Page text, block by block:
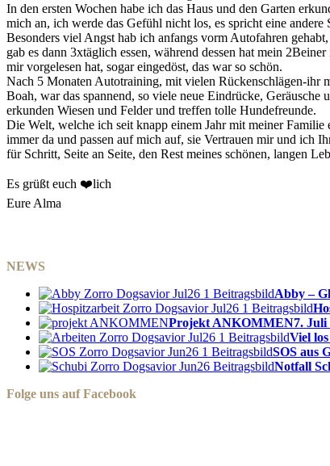
In den ersten Wochen habe ich das Haus und den Garten
mich an, ich werde das Gefühl nicht los, es spricht eine
Besonders viel Angst hab ich anfangs vorm Autofahren
gab es dann 3xtäglich essen, während dessen hat mein
mir vorgelesen hat, sogar eingedöst, das war so schön.
Nach 5 Monaten Autotraining, mit vielen Rückenschlägen-ihr
Boah, war das spannend, so viele neue Eindrücke,
erkunden Wiesen und Felder und treffen tolle Hundefreunde.
Die Welt, welche ich seit knapp einem Jahr mit meiner
immer da und passen auf mich auf, sie Vertrauen mir und ich
für Schritt, Seite an Seite, den Rest meines schönen, langen
Es grüßt euch ❤️lich
Eure Alma
NEWS
Abby –
Projekt ANKOMMEN7. Juli
Viel
SOS aus
Notfall
Folge uns auf Facebook